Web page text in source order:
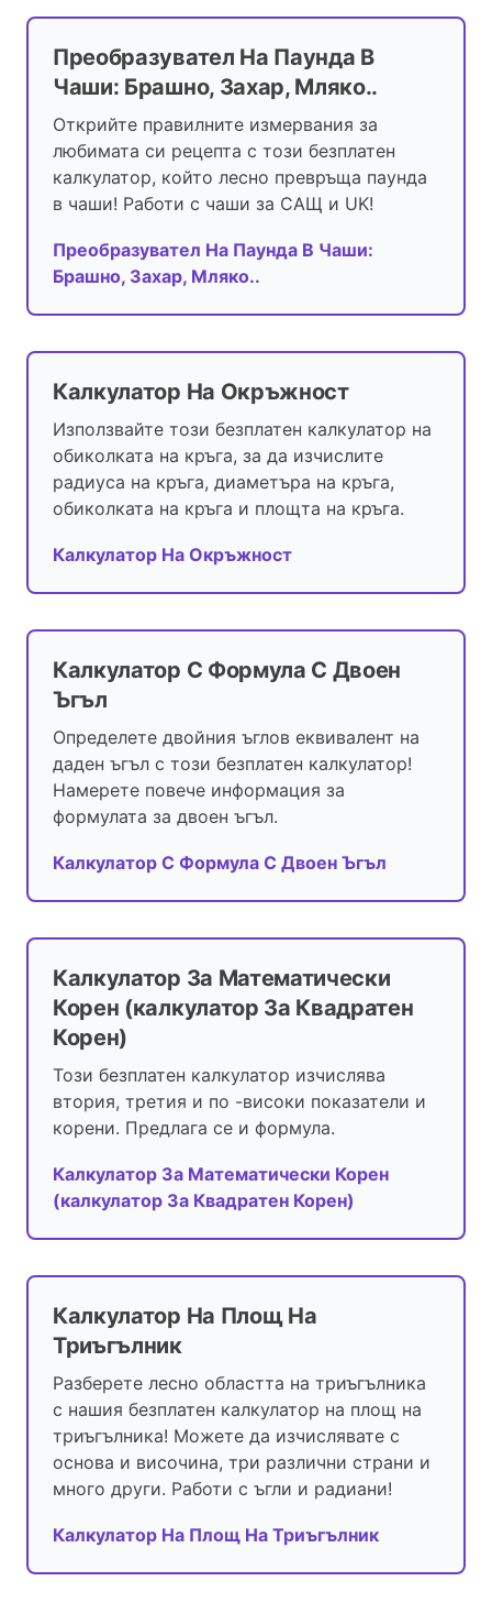
Преобразувател На Паунда В
Чаши: Брашно, Захар, Мляко..
Открийте правилните измервания за
любимата си рецепта с този безплатен
калкулатор, който лесно превръща паунда
в чаши! Работи с чаши за САЩ и UK!
Преобразувател На Паунда В Чаши:
Брашно, Захар, Мляко..
Калкулатор На Окръжност
Използвайте този безплатен калкулатор на
обиколката на кръга, за да изчислите
радиуса на кръга, диаметъра на кръга,
обиколката на кръга и площта на кръга.
Калкулатор На Окръжност
Калкулатор С Формула С Двоен
Ъгъл
Определете двойния ъглов еквивалент на
даден ъгъл с този безплатен калкулатор!
Намерете повече информация за
формулата за двоен ъгъл.
Калкулатор С Формула С Двоен Ъгъл
Калкулатор За Математически
Корен (калкулатор За Квадратен
Корен)
Този безплатен калкулатор изчислява
втория, третия и по -високи показатели и
корени. Предлага се и формула.
Калкулатор За Математически Корен
(калкулатор За Квадратен Корен)
Калкулатор На Площ На
Триъгълник
Разберете лесно областта на триъгълника
с нашия безплатен калкулатор на площ на
триъгълника! Можете да изчислявате с
основа и височина, три различни страни и
много други. Работи с ъгли и радиани!
Калкулатор На Площ На Триъгълник